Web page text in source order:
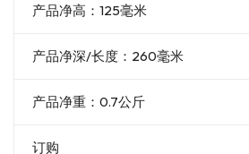
产品净高：125毫米
产品净深/长度：260毫米
产品净重：0.7公斤
订购